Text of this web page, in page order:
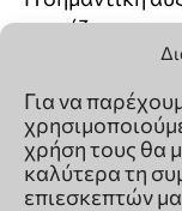
Για να
χρήση τους θα
καλύτερα τη
επιεσκεπτών